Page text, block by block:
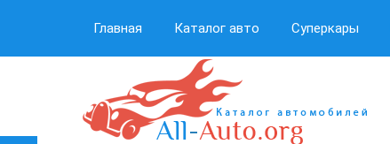
Главная Каталог авто Суперкары